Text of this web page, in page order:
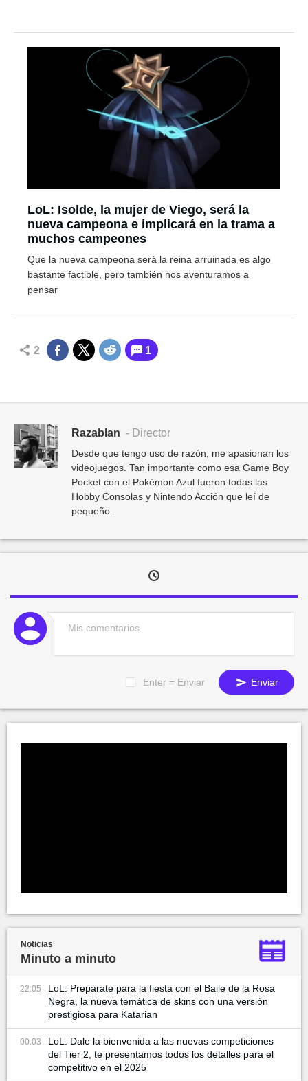
LoL: Isolde, la mujer de Viego, será la
nueva campeona e implicará en la trama a
muchos campeones
Que la nueva campeona será la reina arruinada es algo
bastante factible, pero también nos aventuramos a
pensar
2 1
Razablan - Director
Desde que tengo uso de razón, me apasionan los
videojuegos. Tan importante como esa Game Boy
Pocket con el Pokémon Azul fueron todas las
Hobby Consolas y Nintendo Acción que leí de
pequeño.
Enter = Enviar Enviar
Noticias
Minuto a minuto
22:05
LoL: Prepárate para la fiesta con el Baile de la Rosa
Negra, la nueva temática de skins con una versión
prestigiosa para Katarian
00:03
LoL: Dale la bienvenida a las nuevas competiciones
del Tier 2, te presentamos todos los detalles para el
competitivo en el 2025